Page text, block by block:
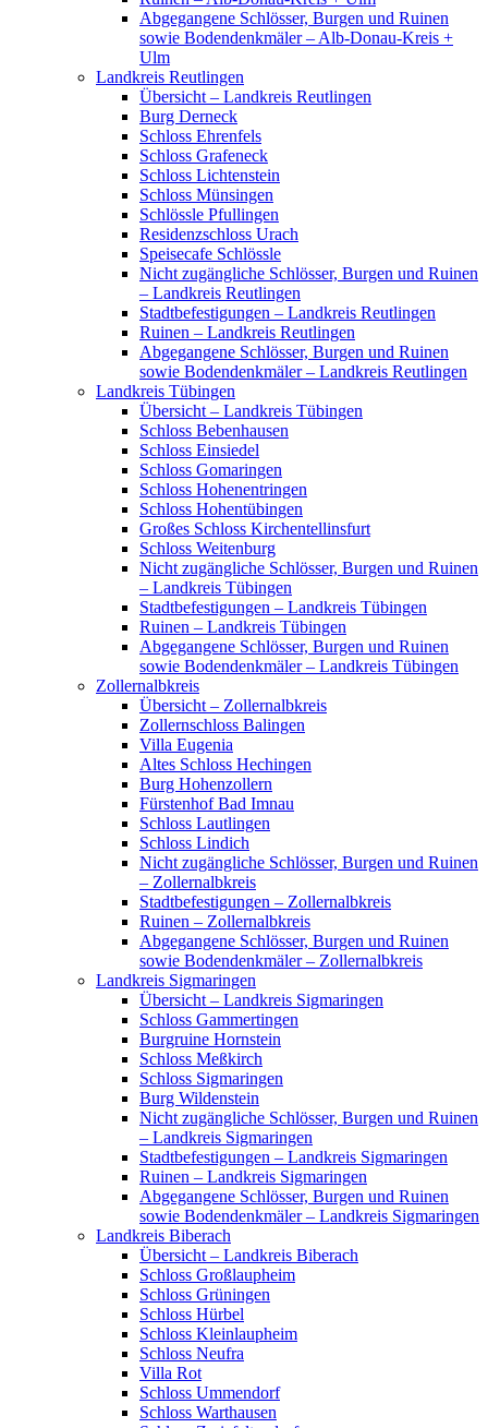
Abgegangene Schlösser, Burgen und Ruinen
sowie Bodendenkmäler – Alb-Donau-Kreis +
Ulm
Landkreis Reutlingen
Übersicht – Landkreis Reutlingen
Burg Derneck
Schloss Ehrenfels
Schloss Grafeneck
Schloss Lichtenstein
Schloss Münsingen
Schlössle Pfullingen
Residenzschloss Urach
Speisecafe Schlössle
Nicht zugängliche Schlösser, Burgen und Ruinen
– Landkreis Reutlingen
Stadtbefestigungen – Landkreis Reutlingen
Ruinen – Landkreis Reutlingen
Abgegangene Schlösser, Burgen und Ruinen
sowie Bodendenkmäler – Landkreis Reutlingen
Landkreis Tübingen
Übersicht – Landkreis Tübingen
Schloss Bebenhausen
Schloss Einsiedel
Schloss Gomaringen
Schloss Hohenentringen
Schloss Hohentübingen
Großes Schloss Kirchentellinsfurt
Schloss Weitenburg
Nicht zugängliche Schlösser, Burgen und Ruinen
– Landkreis Tübingen
Stadtbefestigungen – Landkreis Tübingen
Ruinen – Landkreis Tübingen
Abgegangene Schlösser, Burgen und Ruinen
sowie Bodendenkmäler – Landkreis Tübingen
Zollernalbkreis
Übersicht – Zollernalbkreis
Zollernschloss Balingen
Villa Eugenia
Altes Schloss Hechingen
Burg Hohenzollern
Fürstenhof Bad Imnau
Schloss Lautlingen
Schloss Lindich
Nicht zugängliche Schlösser, Burgen und Ruinen
– Zollernalbkreis
Stadtbefestigungen – Zollernalbkreis
Ruinen – Zollernalbkreis
Abgegangene Schlösser, Burgen und Ruinen
sowie Bodendenkmäler – Zollernalbkreis
Landkreis Sigmaringen
Übersicht – Landkreis Sigmaringen
Schloss Gammertingen
Burgruine Hornstein
Schloss Meßkirch
Schloss Sigmaringen
Burg Wildenstein
Nicht zugängliche Schlösser, Burgen und Ruinen
– Landkreis Sigmaringen
Stadtbefestigungen – Landkreis Sigmaringen
Ruinen – Landkreis Sigmaringen
Abgegangene Schlösser, Burgen und Ruinen
sowie Bodendenkmäler – Landkreis Sigmaringen
Landkreis Biberach
Übersicht – Landkreis Biberach
Schloss Großlaupheim
Schloss Grüningen
Schloss Hürbel
Schloss Kleinlaupheim
Schloss Neufra
Villa Rot
Schloss Ummendorf
Schloss Warthausen